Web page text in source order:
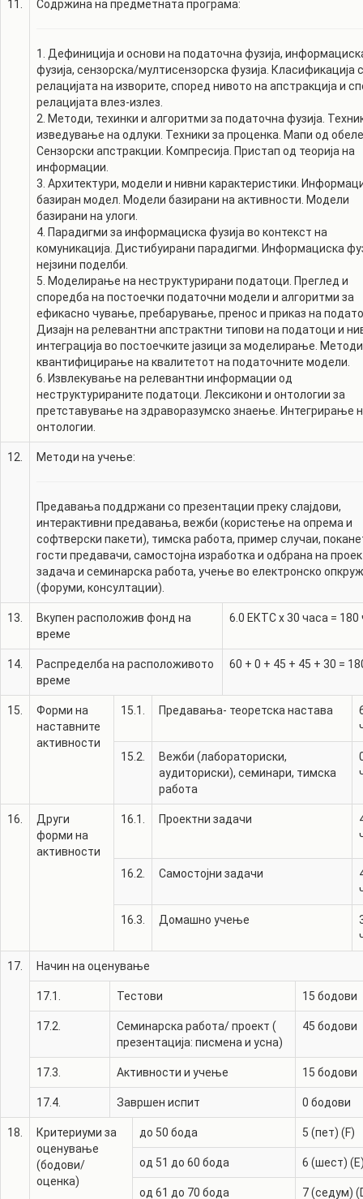
11. Содржина на предметната програма:
1. Дефиниција и основи на податочна фузија,
фузија, сензорска/мултисензорска фузија. Класификација
релацијата на изворите, според нивото на апстракција и
релацијата влез-излез.
2. Методи, техинки и алгоритми за податочна фузија.
изведување на одлуки. Техники за проценка. Мапи од
Сензорски апстракции. Компресија. Пристап од теорија на
информации.
3. Архитектури, модели и нивни карактеристики.
базиран модел. Модели базирани на активности. Модели
базирани на улоги.
4. Парадигми за информациска фузија во контекст на
комуникација. Дистибуирани парадигми. Информациска
нејзини поделби.
5. Моделирање на неструктурирани податоци. Преглед и
споредба на постоечки податочни модели и алгоритми за
ефикасно чување, пребарување, пренос и приказ на
Дизајн на релевантни апстрактни типови на податоци и
интеграција во постоечките јазици за моделирање.
квантифицирање на квалитетот на податочните модели.
6. Извлекување на релевантни информации од
неструктурираните податоци. Лексикони и онтологии за
претставување на здраворазумско знаење. Интегрирање
онтологии.
12. Методи на учење:
Предавања поддржани со презентации преку слајдови,
интерактивни предавања, вежби (користење на опрема и
софтверски пакети), тимска работа, пример случаи,
гости предавачи, самостојна изработка и одбрана на
задача и семинарска работа, учење во електронско
(форуми, консултации).
13.
Вкупен расположив фонд на
време
6.0 ЕКТС x 30 часа = 180
14.
Распределба на расположивото
време
60 + 0 + 45 + 45 + 30 =
15.
Форми на
наставните
активности
15.1. Предавања- теоретска настава
15.2.
Вежби (лабораториски,
аудиториски), семинари, тимска
работа
16.
Други
форми на
активности
16.1. Проектни задачи
16.2. Самостојни задачи
16.3. Домашно учење
17. Начин на оценување
17.1. Тестови 15 бодови
17.2.
Семинарска работа/ проект (
презентација: писмена и усна)
45 бодови
17.3. Активности и учење 15 бодови
17.4. Завршен испит 0 бодови
18.
Критериуми за
оценување
(бодови/
оценка)
до 50 бода 5 (пет) (F)
од 51 до 60 бода 6 (шест)
од 61 до 70 бода 7 (седум)